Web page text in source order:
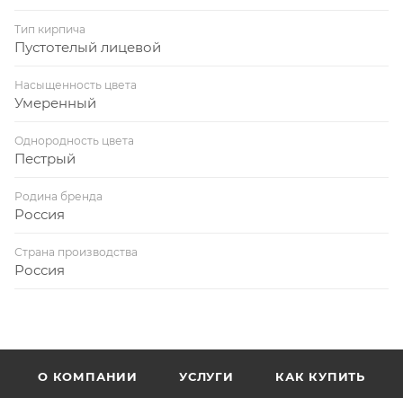
Тип кирпича
Пустотелый лицевой
Насыщенность цвета
Умеренный
Однородность цвета
Пестрый
Родина бренда
Россия
Страна производства
Россия
О КОМПАНИИ УСЛУГИ КАК КУПИТЬ